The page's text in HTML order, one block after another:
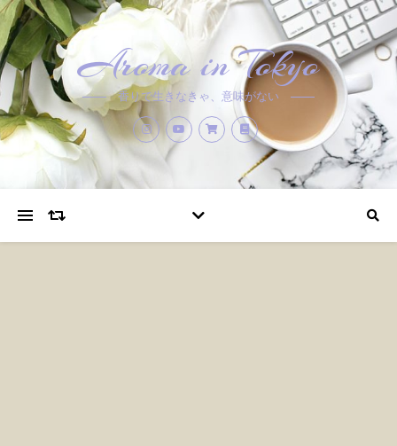
Aroma in Tokyo
香りで生きなきゃ、意味がない